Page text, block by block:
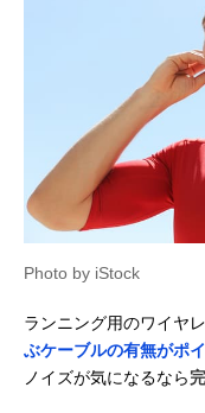
ス)
Float
OE610
Amazonで見る
NTTソ
nwm
Amazonで見る
Amazonで見る
JVCケ
Victor
Photo by iStock
ランニング用のワイヤ
ぶケーブルの有無がポ
ノイズが気になるなら